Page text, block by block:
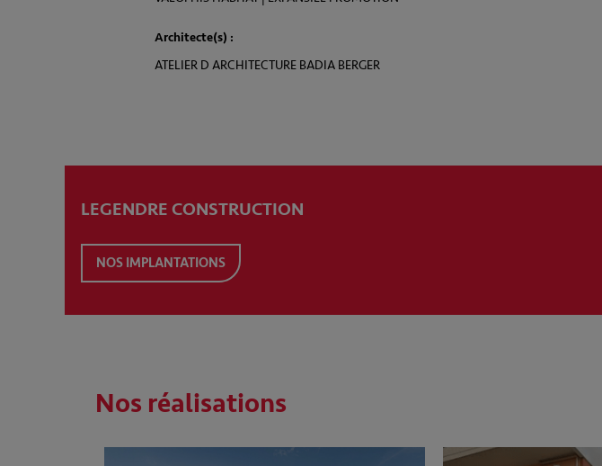
Architecte(s) :
ATELIER D ARCHITECTURE BADIA BERGER
LEGENDRE CONSTRUCTION
NOS IMPLANTATIONS
Nos réalisations